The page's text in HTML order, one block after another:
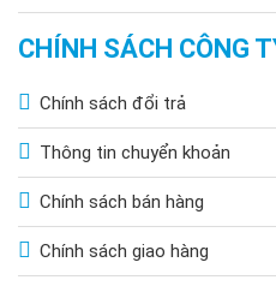
CHÍNH SÁCH CÔNG
Chính sách đổi trả
Thông tin chuyển khoản
Chính sách bán hàng
Chính sách giao hàng